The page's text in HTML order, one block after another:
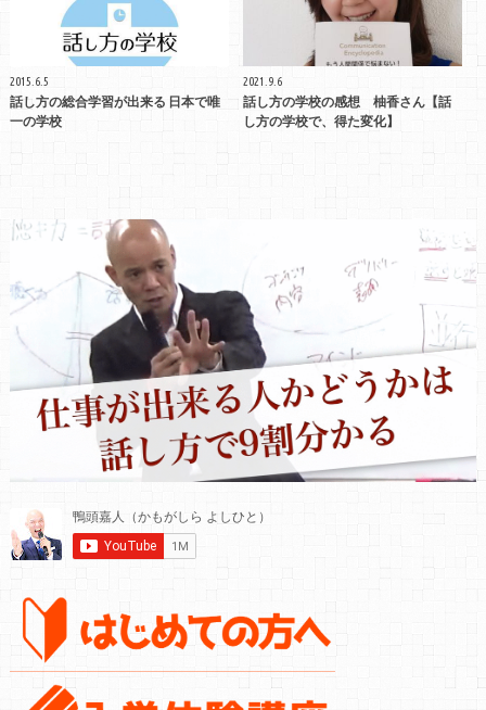
2015.6.5
話し方の総合学習が出来る 日本で唯
一の学校
2021.9.6
話し方の学校の感想 柚香さん【話
し方の学校で、得た変化】